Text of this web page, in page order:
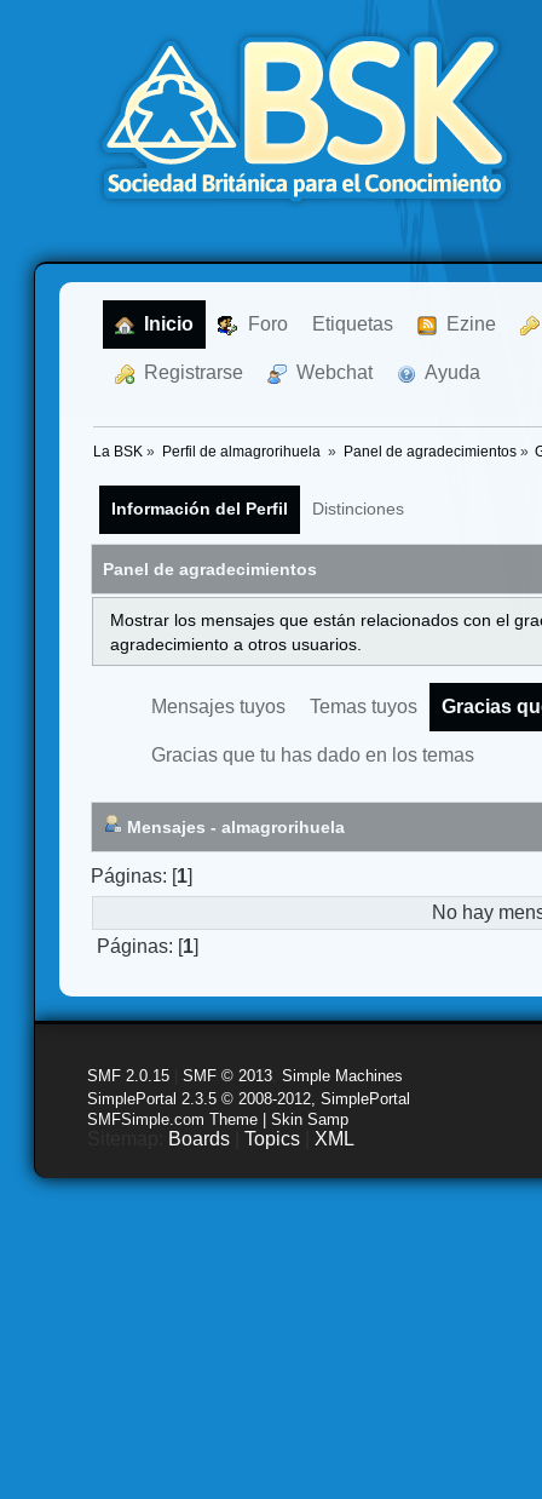
Inicio Foro Etiquetas Ezine
Registrarse Webchat Ayuda
La BSK » Perfil de almagrorihuela » Panel de agradecimientos»
Información del Perfil Distinciones
Panel de agradecimientos
Mostrar los mensajes que están relacionados con el
agradecimiento a otros usuarios.
Mensajes tuyos Temas tuyos Gracias
Gracias que tu has dado en los temas
Mensajes - almagrorihuela
Páginas: [1]
No hay
Páginas: [1]
SMF 2.0.15 SMF © 2013 Simple Machines
SimplePortal 2.3.5 © 2008-2012, SimplePortal
SMFSimple.com Theme | Skin Samp
Boards Topics XML